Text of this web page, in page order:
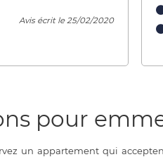
Avis écrit le 25/02/2020
pour
un appartement qui